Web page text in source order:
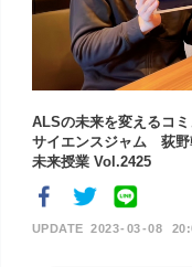
ALSの未来を変えるコ
サイエンスジャム 荻野
未来授業 Vol.2425
2023 03 08